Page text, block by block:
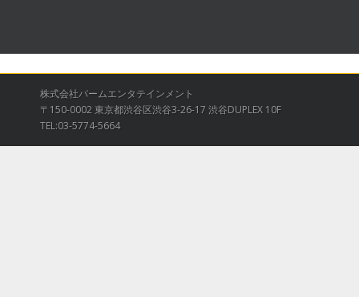
株式会社パームエンタテインメント
〒150-0002 東京都渋谷区渋谷3-26-17 渋谷DUPLEX 10F
TEL:03-5774-5664